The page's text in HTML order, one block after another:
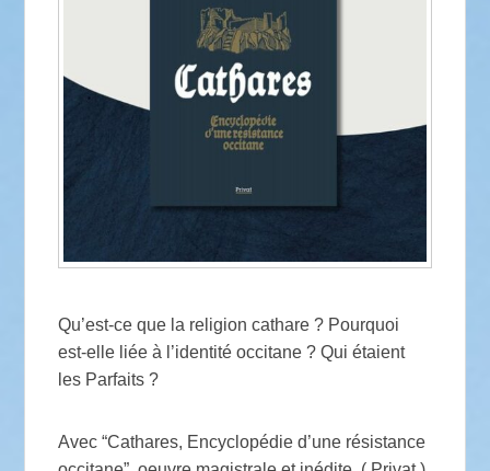
Qu’est-ce que la religion cathare ? Pourquoi
est-elle liée à l’identité occitane ? Qui étaient
les Parfaits ?
Avec “Cathares, Encyclopédie d’une résistance